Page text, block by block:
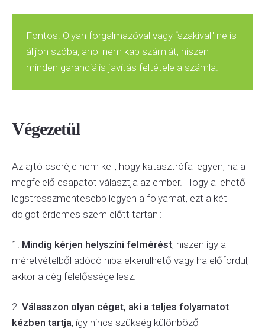
Fontos: Olyan forgalmazóval vagy “szakival" ne is
álljon szóba, ahol nem kap számlát, hiszen
minden garanciális javítás feltétele a számla.
Végezetül
Az ajtó cseréje nem kell, hogy katasztrófa legyen, ha a
megfelelő csapatot választja az ember. Hogy a lehető
legstresszmentesebb legyen a folyamat, ezt a két
dolgot érdemes szem előtt tartani:
1. Mindig kérjen helyszíni felmérést, hiszen így a
méretvételből adódó hiba elkerülhető vagy ha előfordul,
akkor a cég felelőssége lesz.
2. Válasszon olyan céget, aki a teljes folyamatot
kézben tartja, így nincs szükség különböző